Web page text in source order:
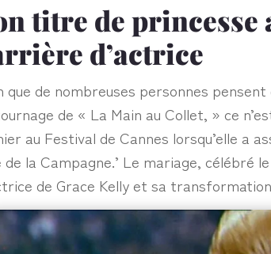
titre de princesse
d’actrice
que de nombreuses personnes
de « La Main au Collet, » ce
au Festival de Cannes lorsqu’elle a
de la Campagne.’ Le mariage, célébré
de Grace Kelly et sa